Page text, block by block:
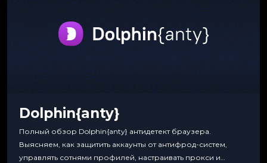
Dolphin{anty}
Полный обзор Dolphin{anty} антидетект браузера.
Выясняем, как защитить аккаунты от антифрод-систем,
управлять сотнями профилей, настраивать прокси и